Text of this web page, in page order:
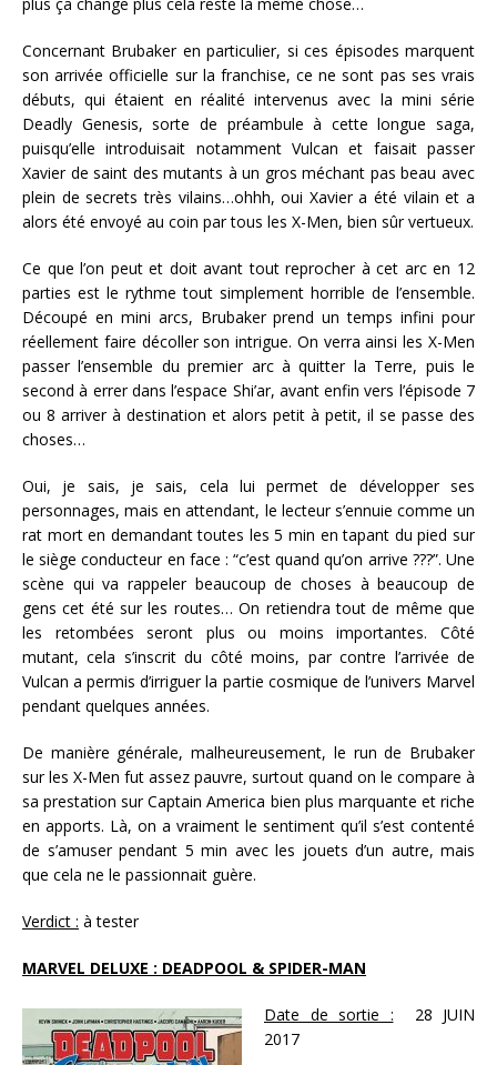
Concernant Brubaker en particulier, si ces épisodes marquent
son arrivée officielle sur la franchise, ce ne sont pas ses vrais
débuts, qui étaient en réalité intervenus avec la mini série
Deadly Genesis, sorte de préambule à cette longue saga,
puisqu’elle introduisait notamment Vulcan et faisait passer
Xavier de saint des mutants à un gros méchant pas beau avec
plein de secrets très vilains…ohhh, oui Xavier a été vilain et a
alors été envoyé au coin par tous les X-Men, bien sûr vertueux.
Ce que l’on peut et doit avant tout reprocher à cet arc en 12
parties est le rythme tout simplement horrible de l’ensemble.
Découpé en mini arcs, Brubaker prend un temps infini pour
réellement faire décoller son intrigue. On verra ainsi les X-Men
passer l’ensemble du premier arc à quitter la Terre, puis le
second à errer dans l’espace Shi’ar, avant enfin vers l’épisode 7
ou 8 arriver à destination et alors petit à petit, il se passe des
choses…
Oui, je sais, je sais, cela lui permet de développer ses
personnages, mais en attendant, le lecteur s’ennuie comme un
rat mort en demandant toutes les 5 min en tapant du pied sur
le siège conducteur en face : “c’est quand qu’on arrive ???”. Une
scène qui va rappeler beaucoup de choses à beaucoup de
gens cet été sur les routes… On retiendra tout de même que
les retombées seront plus ou moins importantes. Côté
mutant, cela s’inscrit du côté moins, par contre l’arrivée de
Vulcan a permis d’irriguer la partie cosmique de l’univers Marvel
pendant quelques années.
De manière générale, malheureusement, le run de Brubaker
sur les X-Men fut assez pauvre, surtout quand on le compare à
sa prestation sur Captain America bien plus marquante et riche
en apports. Là, on a vraiment le sentiment qu’il s’est contenté
de s’amuser pendant 5 min avec les jouets d’un autre, mais
que cela ne le passionnait guère.
Verdict : à tester
MARVEL DELUXE : DEADPOOL & SPIDER-MAN
Date de sortie : 28 JUIN
2017